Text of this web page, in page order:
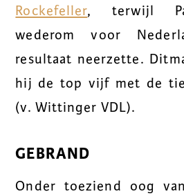
Rockefeller, terwijl
wederom voor
resultaat neerzette.
hij de top vijf met de
(v. Wittinger VDL).
GEBRAND
Onder toeziend oog